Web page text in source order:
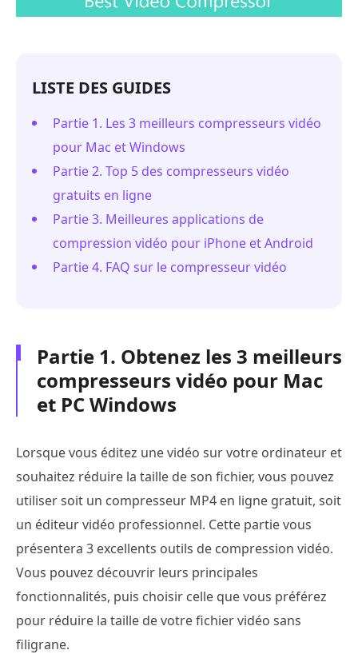
LISTE DES GUIDES
Partie 1. Les 3 meilleurs compresseurs vidéo
pour Mac et Windows
Partie 2. Top 5 des compresseurs vidéo
gratuits en ligne
Partie 3. Meilleures applications de
compression vidéo pour iPhone et Android
Partie 4. FAQ sur le compresseur vidéo
Partie 1. Obtenez les 3 meilleurs
compresseurs vidéo pour Mac
et PC Windows
Lorsque vous éditez une vidéo sur votre ordinateur et
souhaitez réduire la taille de son fichier, vous pouvez
utiliser soit un compresseur MP4 en ligne gratuit, soit
un éditeur vidéo professionnel. Cette partie vous
présentera 3 excellents outils de compression vidéo.
Vous pouvez découvrir leurs principales
fonctionnalités, puis choisir celle que vous préférez
pour réduire la taille de votre fichier vidéo sans
filigrane.